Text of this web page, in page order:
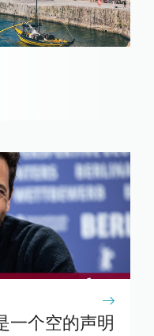
一个空的声明